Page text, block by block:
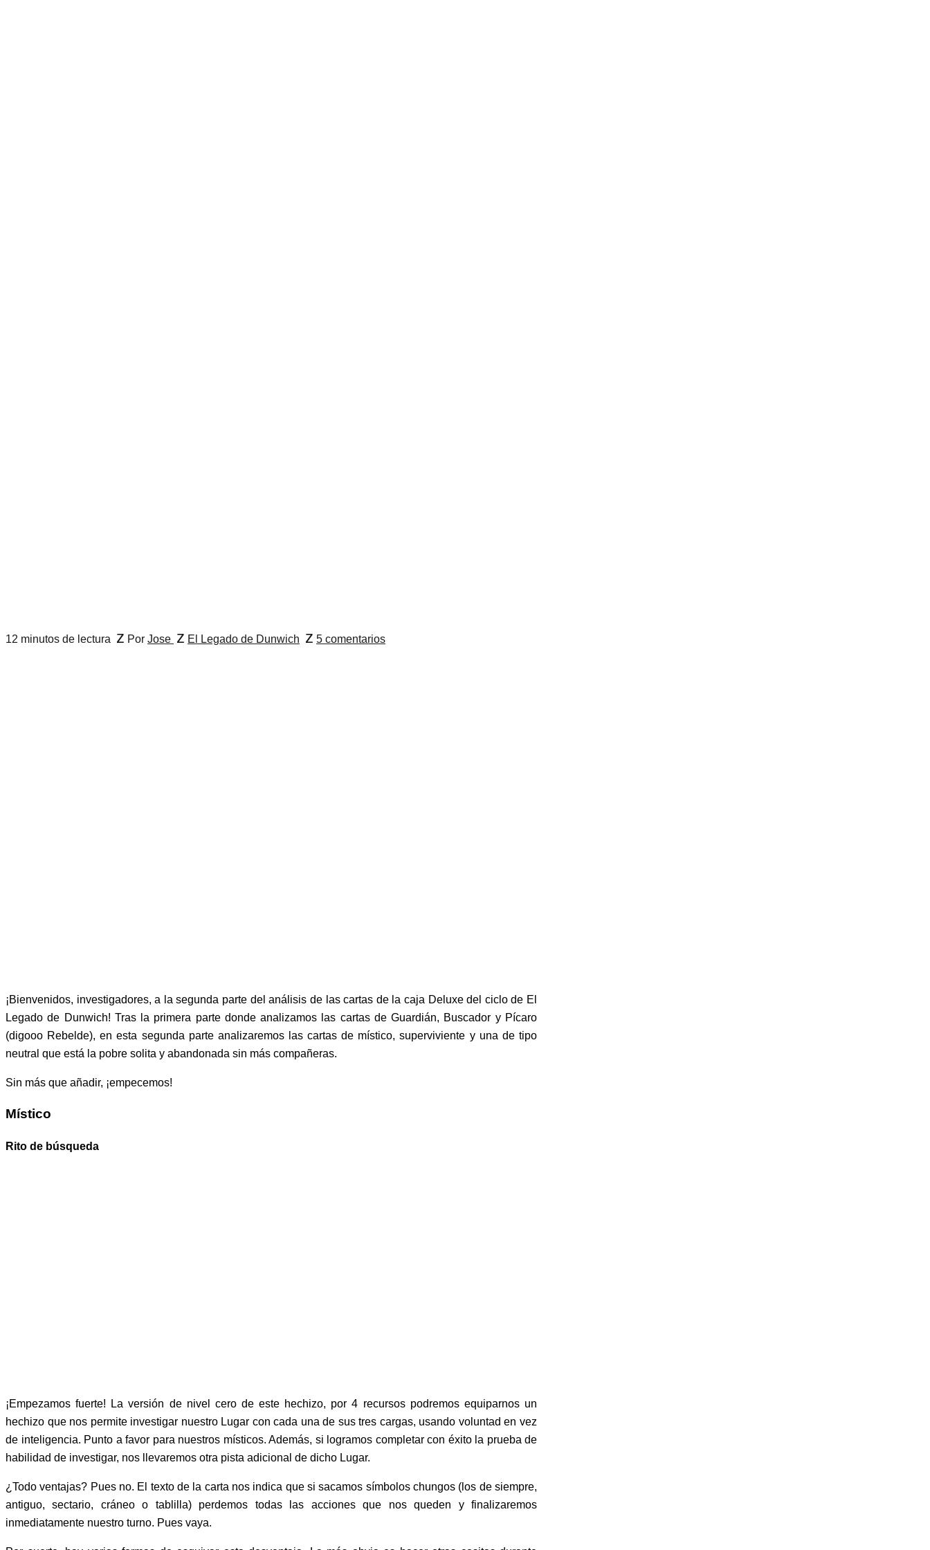
12 minutos de lectura z Por Jose z El Legado de Dunwich z 5 comentarios
¡Bienvenidos, investigadores, a la segunda parte del análisis de las cartas de la caja Deluxe del ciclo de El
Legado de Dunwich! Tras la primera parte donde analizamos las cartas de Guardián, Buscador y Pícaro
(digooo Rebelde), en esta segunda parte analizaremos las cartas de místico, superviviente y una de tipo
neutral que está la pobre solita y abandonada sin más compañeras.
Sin más que añadir, ¡empecemos!
Místico
Rito de búsqueda
¡Empezamos fuerte! La versión de nivel cero de este hechizo, por 4 recursos podremos equiparnos un
hechizo que nos permite investigar nuestro Lugar con cada una de sus tres cargas, usando voluntad en vez
de inteligencia. Punto a favor para nuestros místicos. Además, si logramos completar con éxito la prueba de
habilidad de investigar, nos llevaremos otra pista adicional de dicho Lugar.
¿Todo ventajas? Pues no. El texto de la carta nos indica que si sacamos símbolos chungos (los de siempre,
antiguo, sectario, cráneo o tablilla) perdemos todas las acciones que nos queden y finalizaremos
inmediatamente nuestro turno. Pues vaya.